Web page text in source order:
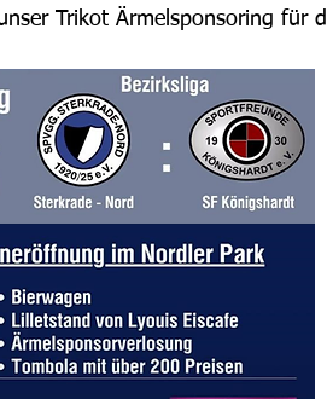
Trikot Ärmelsponsoring für